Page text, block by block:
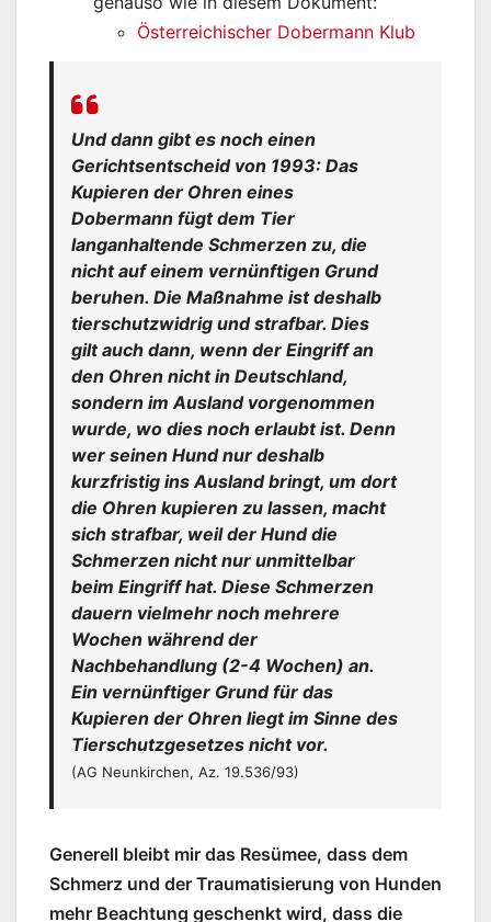
Österreichischer Dobermann Klub
Und dann gibt es noch einen
Gerichtsentscheid von 1993: Das
Kupieren der Ohren eines
Dobermann fügt dem Tier
langanhaltende Schmerzen zu, die
nicht auf einem vernünftigen Grund
beruhen. Die Maßnahme ist deshalb
tierschutzwidrig und strafbar. Dies
gilt auch dann, wenn der Eingriff an
den Ohren nicht in Deutschland,
sondern im Ausland vorgenommen
wurde, wo dies noch erlaubt ist. Denn
wer seinen Hund nur deshalb
kurzfristig ins Ausland bringt, um dort
die Ohren kupieren zu lassen, macht
sich strafbar, weil der Hund die
Schmerzen nicht nur unmittelbar
beim Eingriff hat. Diese Schmerzen
dauern vielmehr noch mehrere
Wochen während der
Nachbehandlung (2-4 Wochen) an.
Ein vernünftiger Grund für das
Kupieren der Ohren liegt im Sinne des
Tierschutzgesetzes nicht vor.
(AG Neunkirchen, Az. 19.536/93)
Generell bleibt mir das Resümee, dass dem
Schmerz und der Traumatisierung von Hunden
mehr Beachtung geschenkt wird, dass die